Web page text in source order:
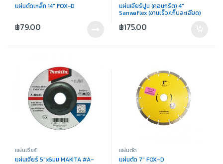
แผ่นตัดเหล็ก 14″ FOX-D
฿79.00
แผ่นเจียร์ปูน (คอนกรีต) 4″
Sanwaflex (งานเร็ว/เก็บละเอียด)
฿175.00
แผ่นเจียร์
แผ่นเจียร์ 5″x6มม MAKITA #A-
แผ่นตัด
แผ่นตัด 7″ FOX-D